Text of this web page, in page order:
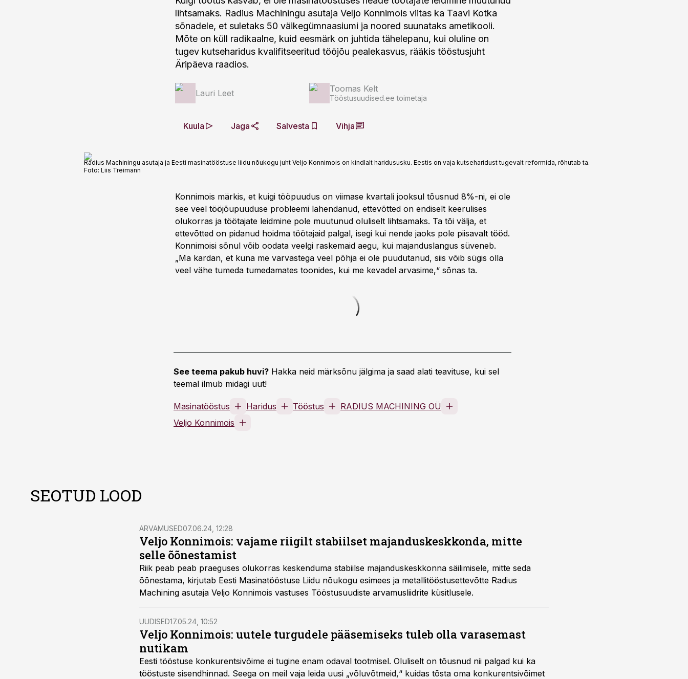
lihtsamaks. Radius Machiningu asutaja Veljo Konnimois viitas ka Taavi Kotka
sõnadele, et suletaks 50 väikegümnaasiumi ja noored suunataks ametikooli.
Mõte on küll radikaalne, kuid eesmärk on juhtida tähelepanu, kui oluline on
tugev kutseharidus kvalifitseeritud tööjõu pealekasvus, rääkis tööstusjuht
Äripäeva raadios.
Lauri Leet Toomas Kelt
Tööstusuudised.ee toimetaja
Kuula Jaga Salvesta Vihja
Radius Machiningu asutaja ja Eesti masinatööstuse liidu nõukogu juht Veljo Konnimois on kindlalt haridususku. Eestis on vaja kutseharidust tugevalt reformida, rõhutab ta.
Foto: Liis Treimann
Konnimois märkis, et kuigi tööpuudus on viimase kvartali jooksul tõusnud 8%-ni, ei ole
see veel tööjõupuuduse probleemi lahendanud, ettevõtted on endiselt keerulises
olukorras ja töötajate leidmine pole muutunud oluliselt lihtsamaks. Ta tõi välja, et
ettevõtted on pidanud hoidma töötajaid palgal, isegi kui nende jaoks pole piisavalt tööd.
Konnimoisi sõnul võib oodata veelgi raskemaid aegu, kui majanduslangus süveneb.
„Ma kardan, et kuna me varvastega veel põhja ei ole puudutanud, siis võib sügis olla
veel vähe tumeda tumedamates toonides, kui me kevadel arvasime,“ sõnas ta.
See teema pakub huvi? Hakka neid märksõnu jälgima ja saad alati teavituse, kui sel
teemal ilmub midagi uut!
Masinatööstus Haridus Tööstus
RADIUS MACHINING OÜ
Veljo Konnimois
SEOTUD LOOD
ARVAMUSED07.06.24, 12:28
Veljo Konnimois: vajame riigilt stabiilset majanduskeskkonda, mitte
selle õõnestamist
Riik peab peab praeguses olukorras keskenduma stabiilse majanduskeskkonna säilimisele, mitte seda
õõnestama, kirjutab Eesti Masinatööstuse Liidu nõukogu esimees ja metallitööstusettevõtte Radius
Machining asutaja Veljo Konnimois vastuses Tööstusuudiste arvamusliidrite küsitlusele.
UUDISED17.05.24, 10:52
Veljo Konnimois: uutele turgudele pääsemiseks tuleb olla varasemast
nutikam
Eesti tööstuse konkurentsivõime ei tugine enam odaval tootmisel. Oluliselt on tõusnud nii palgad kui ka
tööstuste sisendhinnad. Seega on meil vaja leida uusi „võluvõtmeid,“ kuidas tõsta oma konkurentsivõimet